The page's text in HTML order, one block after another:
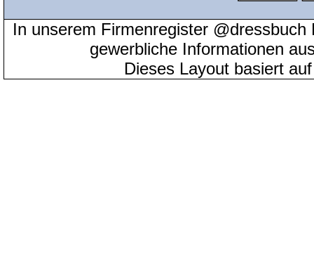
In unserem Firmenregister
gewerbliche Informationen
Dieses Layout basiert